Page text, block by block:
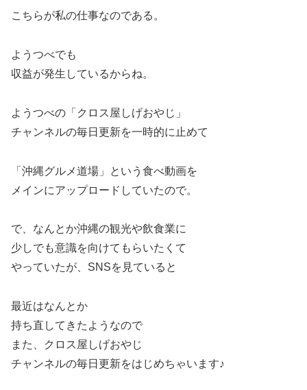
こちらが私の仕事なのである。
ようつべでも
収益が発生しているからね。
ようつべの「クロス屋しげおやじ」
チャンネルの毎日更新を一時的に止めて
「沖縄グルメ道場」という食べ動画を
メインにアップロードしていたので。
で、なんとか沖縄の観光や飲食業に
少しでも意識を向けてもらいたくて
やっていたが、SNSを見ていると
最近はなんとか
持ち直してきたようなので
また、クロス屋しげおやじ
チャンネルの毎日更新をはじめちゃいます♪